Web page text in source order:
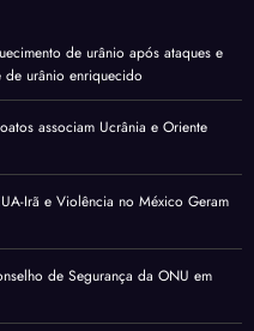
de urânio após ataques e
de urânio enriquecido
associam Ucrânia e Oriente
Irã e Violência no México Geram
de Segurança da ONU em